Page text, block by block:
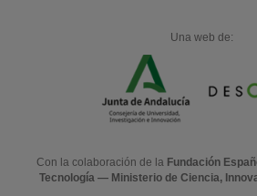
Una web de:
Con la colaboración de la Fundación
Tecnología — Ministerio de Ciencia,